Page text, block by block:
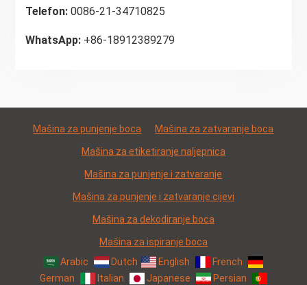
Telefon:0086-21-34710825
WhatsApp:+86-18912389279
Mašina za punjenje boca Mašina za zatvaranje boca
Mašina za etiketiranje naljepnica
Mašina za punjenje i zatvaranje
Mašina za punjenje i zatvaranje cijevi
Mašina za dekodiranje boca
Mašina za ispiranje boca
Arabic
Dutch English
French
German
Italian Japanese Persian